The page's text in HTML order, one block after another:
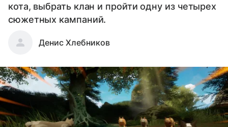
кота, выбрать клан и пройти одну из четырех
сюжетных кампаний.
Денис Хлебников